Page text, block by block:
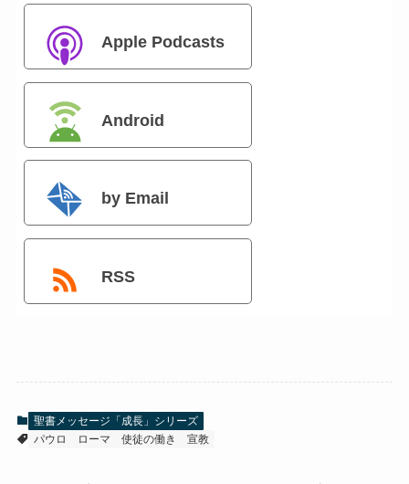
Apple Podcasts
Android
by Email
RSS
聖書メッセージ「成長」シリーズ
パウロ
ローマ 使徒の働き 宣教